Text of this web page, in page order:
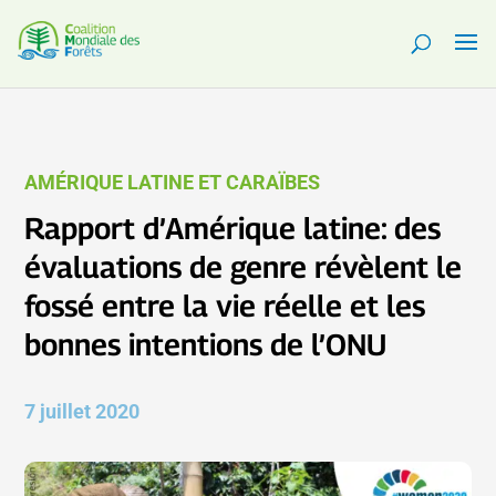
AMÉRIQUE LATINE ET CARAÏBES
Rapport d’Amérique latine: des
évaluations de genre révèlent le
fossé entre la vie réelle et les
bonnes intentions de l’ONU
7 juillet 2020